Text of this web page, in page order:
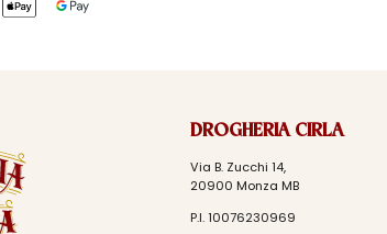
DROGHERIA CIRLA
Via B. Zucchi 14,
20900 Monza MB
P.I. 10076230969